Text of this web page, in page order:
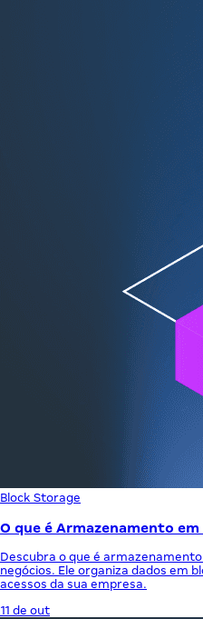
Block Storage
O que é Armazenamento em
Descubra o que é
negócios. Ele organiza dados em
acessos da sua empresa.
11 de out